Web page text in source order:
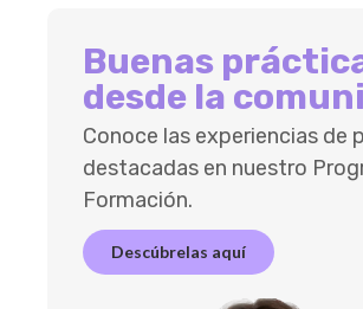
Buenas
desde la
Conoce las experiencias de
destacadas en nuestro
Formación.
Descúbrelas aquí